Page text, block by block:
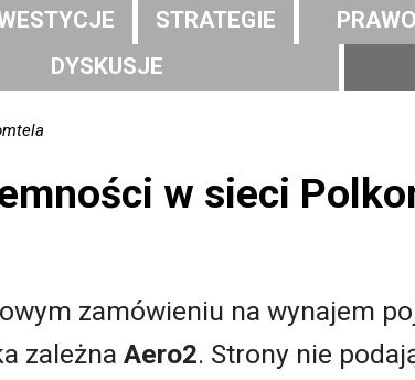
STRATEGIE PRAWO
DYSKUSJE
w sieci
zamówieniu na wynajem
zależna Aero2. Strony nie